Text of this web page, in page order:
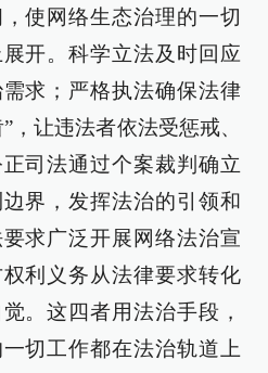
使网络生态治理的一切
开。科学立法及时回应
求；严格执法确保法律
，让违法者依法受惩戒、
司法通过个案裁判确立
界，发挥法治的引领和
求广泛开展网络法治宣
利义务从法律要求转化
。这四者用法治手段，
切工作都在法治轨道上